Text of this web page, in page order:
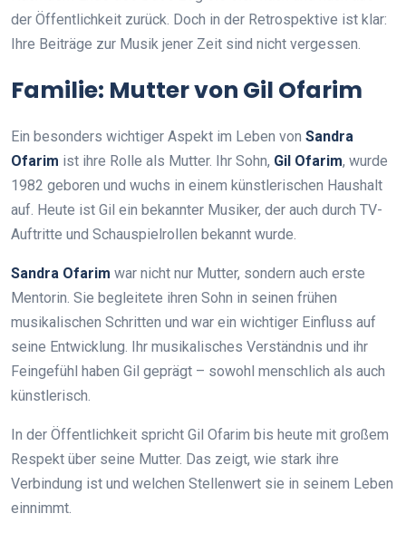
der Öffentlichkeit zurück. Doch in der Retrospektive ist klar:
Ihre Beiträge zur Musik jener Zeit sind nicht vergessen.
Familie: Mutter von Gil Ofarim
Ein besonders wichtiger Aspekt im Leben von Sandra
Ofarim ist ihre Rolle als Mutter. Ihr Sohn, Gil Ofarim, wurde
1982 geboren und wuchs in einem künstlerischen Haushalt
auf. Heute ist Gil ein bekannter Musiker, der auch durch TV-
Auftritte und Schauspielrollen bekannt wurde.
Sandra Ofarim war nicht nur Mutter, sondern auch erste
Mentorin. Sie begleitete ihren Sohn in seinen frühen
musikalischen Schritten und war ein wichtiger Einfluss auf
seine Entwicklung. Ihr musikalisches Verständnis und ihr
Feingefühl haben Gil geprägt – sowohl menschlich als auch
künstlerisch.
In der Öffentlichkeit spricht Gil Ofarim bis heute mit großem
Respekt über seine Mutter. Das zeigt, wie stark ihre
Verbindung ist und welchen Stellenwert sie in seinem Leben
einnimmt.